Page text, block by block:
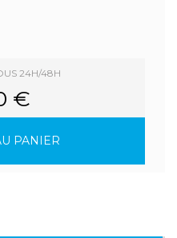
24H/48H
€
PANIER